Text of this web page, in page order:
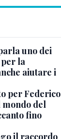
uno dei
la
aiutare i
per Federico
mondo del
fino
il raccordo